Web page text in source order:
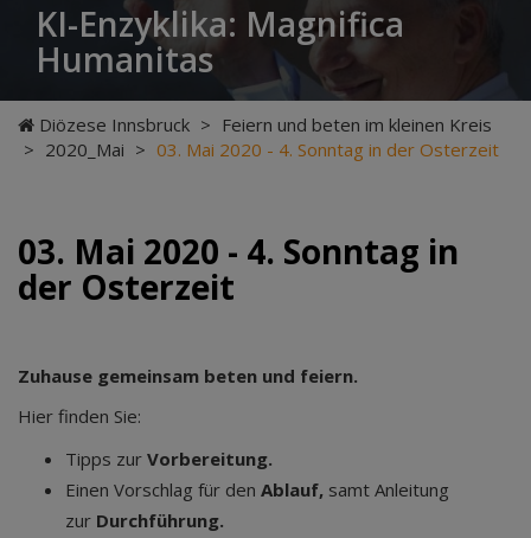
KI-Enzyklika: Magnifica
Humanitas
Diözese Innsbruck > Feiern und beten im kleinen Kreis
> 2020_Mai > 03. Mai 2020 - 4. Sonntag in der Osterzeit
03. Mai 2020 - 4. Sonntag in
der Osterzeit
Zuhause gemeinsam beten und feiern.
Hier finden Sie:
Tipps zur Vorbereitung.
Einen Vorschlag für den Ablauf, samt Anleitung
zur Durchführung.